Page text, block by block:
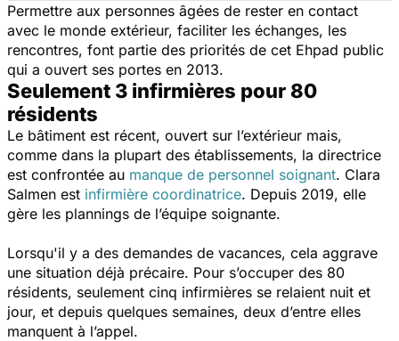
Permettre aux personnes âgées de rester en contact
avec le monde extérieur, faciliter les échanges, les
rencontres, font partie des priorités de cet Ehpad public
qui a ouvert ses portes en 2013.
Seulement 3 infirmières pour 80
résidents
Le bâtiment est récent, ouvert sur l’extérieur mais,
comme dans la plupart des établissements, la directrice
est confrontée au manque de personnel soignant. Clara
Salmen est infirmière coordinatrice. Depuis 2019, elle
gère les plannings de l’équipe soignante.
Lorsqu'il y a des demandes de vacances, cela aggrave
une situation déjà précaire. Pour s’occuper des 80
résidents, seulement cinq infirmières se relaient nuit et
jour, et depuis quelques semaines, deux d’entre elles
manquent à l’appel.